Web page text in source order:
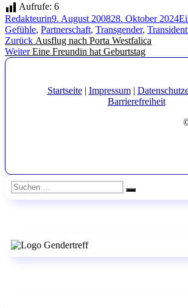
Aufrufe: 6
Autor
RedakteurinVeröffentlicht
am
9. August 200828. Oktober 2024
Gefühle, Partnerschaft, Transgender,
Beitragsnavigation
Zurück Vorheriger
Beitrag:
Ausflug nach Porta Westfalica
Weiter Nächster
Eine Freundin hat Geburtstag
Startseite| Impressum|
Barrierefreiheit
Suchen
nach:
Suchen